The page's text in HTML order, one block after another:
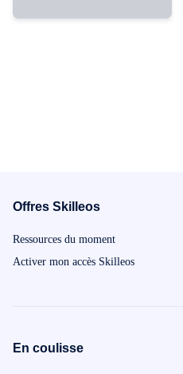
Offres Skilleos
Ressources du moment
Activer mon accès Skilleos
En coulisse